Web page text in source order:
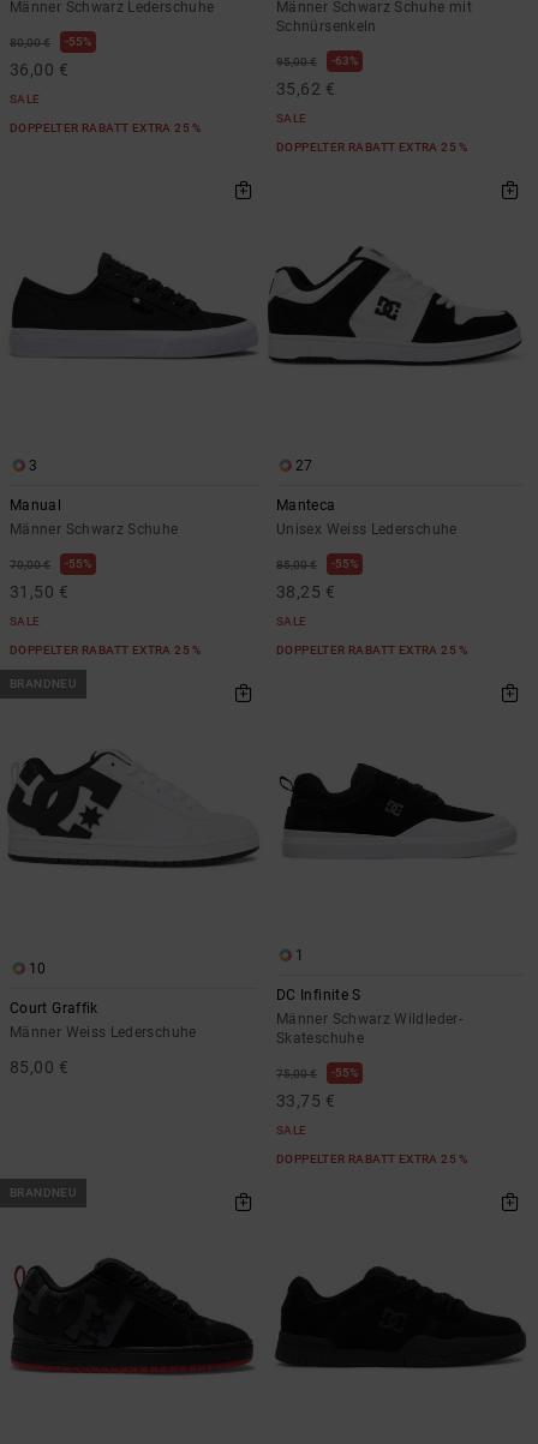
Männer Schwarz Lederschuhe
80,00 € 55%
36,00 €
SALE
DOPPELTER RABATT EXTRA 25 %
Männer Schwarz Schuhe mit
Schnürsenkeln
95,00 € 63%
35,62 €
SALE
DOPPELTER RABATT EXTRA 25 %
3
Manual
Männer Schwarz Schuhe
70,00 € 55%
31,50 €
SALE
DOPPELTER RABATT EXTRA 25 %
27
Manteca
Unisex Weiss Lederschuhe
85,00 € 55%
38,25 €
SALE
DOPPELTER RABATT EXTRA 25 %
BRANDNEU
10
Court Graffik
Männer Weiss Lederschuhe
85,00 €
1
DC Infinite S
Männer Schwarz Wildleder-
Skateschuhe
75,00 € 55%
33,75 €
SALE
DOPPELTER RABATT EXTRA 25 %
BRANDNEU